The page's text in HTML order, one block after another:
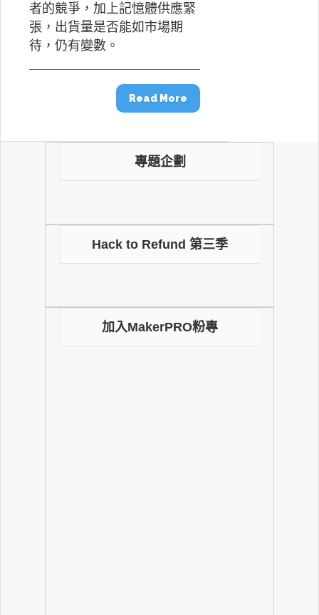
者的競爭，加上記憶體供應緊
張，出貨量是否能如市場期
待，仍有變數。
Read More
專題企劃
Hack to Refund 第三季
加入MakerPRO粉專